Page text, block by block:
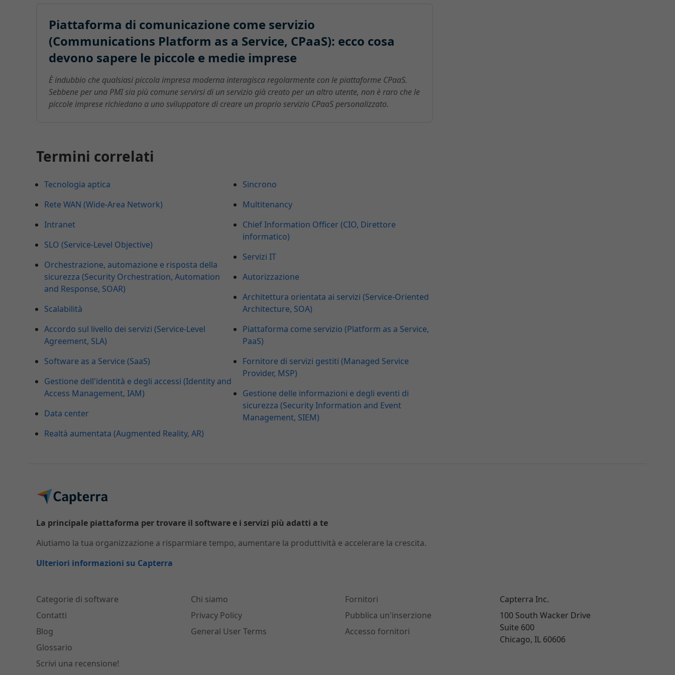
Piattaforma di comunicazione come servizio
(Communications Platform as a Service, CPaaS): ecco cosa
devono sapere le piccole e medie imprese
È indubbio che qualsiasi piccola impresa moderna interagisca regolarmente con le piattaforme CPaaS.
Sebbene per una PMI sia più comune servirsi di un servizio già creato per un altro utente, non è raro che le
piccole imprese richiedano a uno sviluppatore di creare un proprio servizio CPaaS personalizzato.
Termini correlati
Tecnologia aptica
Rete WAN (Wide-Area Network)
Intranet
SLO (Service-Level Objective)
Orchestrazione, automazione e risposta della
sicurezza (Security Orchestration, Automation
and Response, SOAR)
Scalabilità
Accordo sul livello dei servizi (Service-Level
Agreement, SLA)
Software as a Service (SaaS)
Gestione dell'identità e degli accessi (Identity and
Access Management, IAM)
Data center
Realtà aumentata (Augmented Reality, AR)
Sincrono
Multitenancy
Chief Information Officer (CIO, Direttore
informatico)
Servizi IT
Autorizzazione
Architettura orientata ai servizi (Service-Oriented
Architecture, SOA)
Piattaforma come servizio (Platform as a Service,
PaaS)
Fornitore di servizi gestiti (Managed Service
Provider, MSP)
Gestione delle informazioni e degli eventi di
sicurezza (Security Information and Event
Management, SIEM)
La principale piattaforma per trovare il software e i servizi più adatti a te
Aiutiamo la tua organizzazione a risparmiare tempo, aumentare la produttività e accelerare la crescita.
Ulteriori informazioni su Capterra
Categorie di software
Contatti
Blog
Glossario
Scrivi una recensione!
Chi siamo
Privacy Policy
General User Terms
Fornitori
Pubblica un'inserzione
Accesso fornitori
Capterra Inc.
100 South Wacker Drive
Suite 600
Chicago, IL 60606